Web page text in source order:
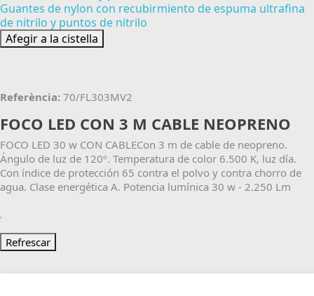
Guantes de nylon con recubirmiento de espuma ultrafina
de nitrilo y puntos de nitrilo
Afegir a la cistella
Referència: 70/FL303MV2
FOCO LED CON 3 M CABLE NEOPRENO
FOCO LED 30 w CON CABLECon 3 m de cable de neopreno.
Ángulo de luz de 120º. Temperatura de color 6.500 K, luz día.
Con índice de protección 65 contra el polvo y contra chorro de
agua. Clase energética A. Potencia lumínica 30 w - 2.250 Lm